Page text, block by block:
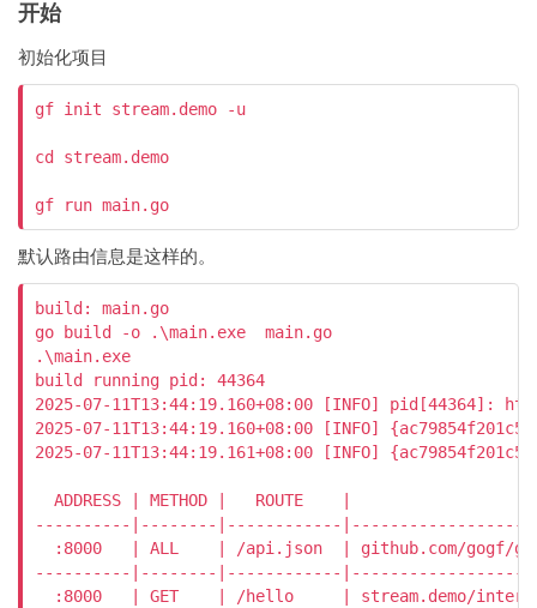
开始
初始化项目
gf init stream.demo -u
cd stream.demo
gf run main.go
默认路由信息是这样的。
build: main.go
go build -o .\main.exe  main.go
.\main.exe
build running pid: 44364
2025-07-11T13:44:19.160+08:00 [INFO]
2025-07-11T13:44:19.160+08:00 [INFO]
2025-07-11T13:44:19.161+08:00 [INFO]
ADDRESS | METHOD |   ROUTE    |
----------|--------|------------
:8000   | ALL    | /api.json  | github.com/gogf/
----------|--------|------------
:8000   | GET    | /hello     | stream.demo/